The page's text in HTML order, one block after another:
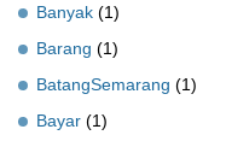
Banyak (1)
Barang (1)
BatangSemarang (1)
Bayar (1)